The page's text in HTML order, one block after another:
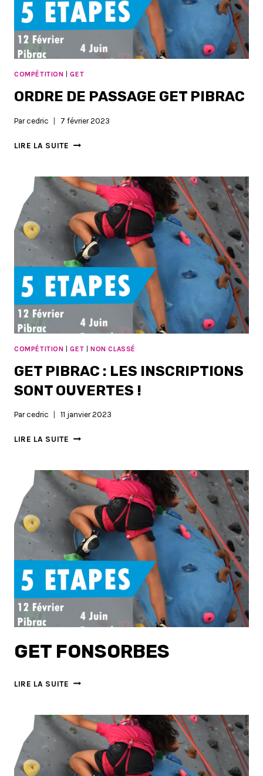
COMPÉTITION |GET
ORDRE DE PASSAGE GET PIBRAC
Par cedric 7 février 2023
LIRE LA SUITE ORDRE
GET
PIBRAC
COMPÉTITION |GET | NON CLASSÉ
GET PIBRAC : LES INSCRIPTIONS
SONT OUVERTES !
Par cedric 11 janvier 2023
LIRE LA SUITE GET
LES
INSCRIPTIONS
SONT
OUVERTES
!
GET FONSORBES
LIRE LA SUITE GET